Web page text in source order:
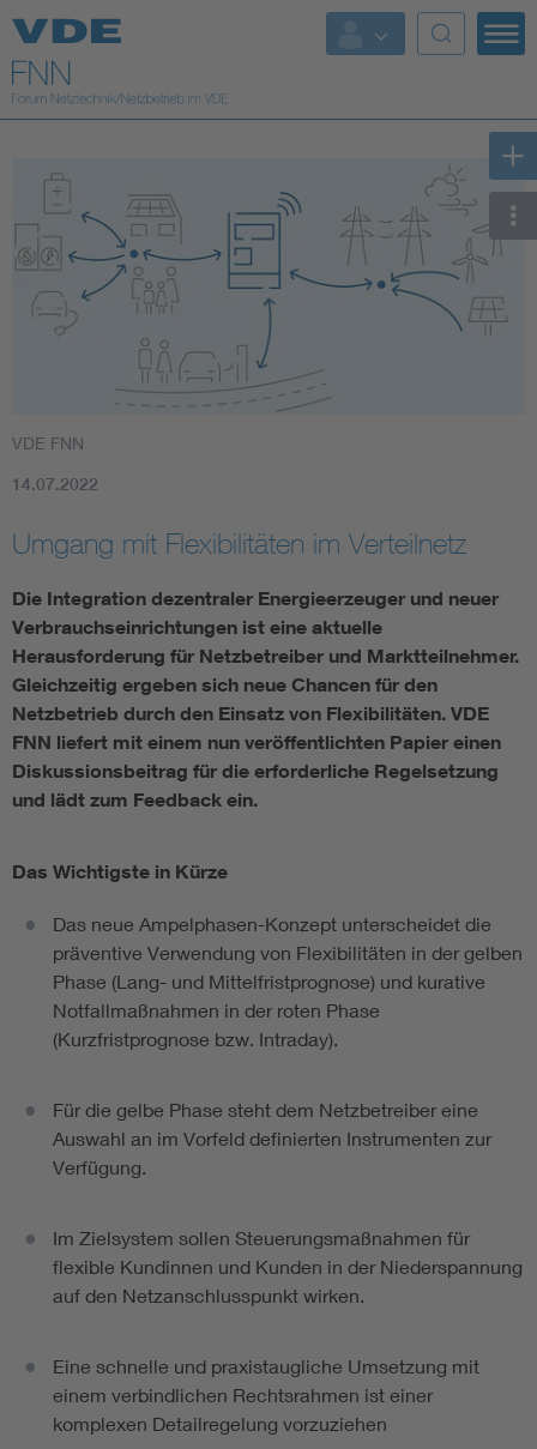
Top Themen
Fokusthemen
Energy
AI & Digital Trust
Mobility
Digitalisierung und Metering
Versorgungsqualität Stromnetze
Innovative Netztechnologien
Regelsetzung
VDE FNN
14.07.2022
Umgang mit Flexibilitäten im Verteilnetz
Die Integration dezentraler Energieerzeuger und neuer
Verbrauchseinrichtungen ist eine aktuelle
Herausforderung für Netzbetreiber und Marktteilnehmer.
Gleichzeitig ergeben sich neue Chancen für den
Netzbetrieb durch den Einsatz von Flexibilitäten. VDE
FNN liefert mit einem nun veröffentlichten Papier einen
Diskussionsbeitrag für die erforderliche Regelsetzung
und lädt zum Feedback ein.
Das Wichtigste in Kürze
Das neue Ampelphasen-Konzept unterscheidet die
präventive Verwendung von Flexibilitäten in der gelben
Phase (Lang- und Mittelfristprognose) und kurative
Notfallmaßnahmen in der roten Phase
(Kurzfristprognose bzw. Intraday).
Für die gelbe Phase steht dem Netzbetreiber eine
Auswahl an im Vorfeld definierten Instrumenten zur
Verfügung.
Im Zielsystem sollen Steuerungsmaßnahmen für
flexible Kundinnen und Kunden in der Niederspannung
auf den Netzanschlusspunkt wirken.
Eine schnelle und praxistaugliche Umsetzung mit
einem verbindlichen Rechtsrahmen ist einer
komplexen Detailregelung vorzuziehen